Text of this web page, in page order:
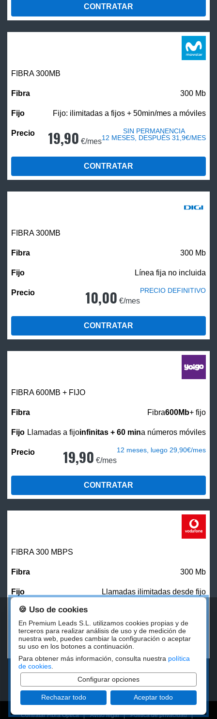
CONTRATAR
FIBRA 300MB
300 Mb
Fijo: ilimitadas a fijos + 50min/mes a móviles
19,90 €/mes
SIN PERMANENCIA
12 MESES, DESPUÉS 31,9€/MES
CONTRATAR
FIBRA 300MB
300 Mb
Línea fija no incluida
10,00 €/mes
PRECIO DEFINITIVO
CONTRATAR
FIBRA 600MB + FIJO
Fibra600Mb+ fijo
Llamadas a fijoinfinitas + 60 mina números móviles
19,90 €/mes
12 meses, luego 29,90€/mes
CONTRATAR
FIBRA 300 MBPS
300 Mb
Llamadas ilimitadas desde fijo
27,00 €/mes
CONTRATAR
Contratar Fibra Óptica| Aviso legal| Politica de privacidad|
🍪 Uso de cookies
En Premium Leads S.L. utilizamos cookies propias y de
terceros para realizar análisis de uso y de medición de
nuestra web, puedes cambiar la configuración o aceptar
su uso en los botones a continuación.
Para obtener más información, consulta nuestra política
de cookies
Configurar opciones
Rechazar todo Aceptar todo